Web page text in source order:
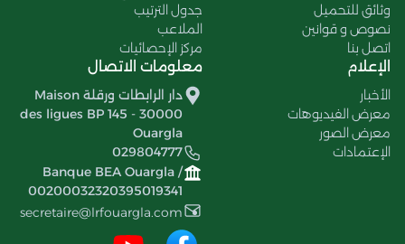
وثائق للتحميل
نصوص و قوانين
اتصل بنا
جدول الترتيب
الملاعب
مركز الإحصائيات
الإعلام
الأخبار
معرض الفيديوهات
معرض الصور
الإعتمادات
معلومات الاتصال
دار الرابطات ورقلة Maison
des ligues BP 145 - 30000
Ouargla
029804777
Banque BEA Ouargla /
00200032320395019341
secretaire@lrfouargla.com